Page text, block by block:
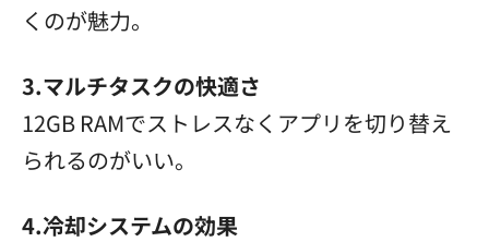
くのが魅力。
3.マルチタスクの快適さ
12GB RAMでストレスなくアプリを切り替え
られるのがいい。
4.冷却システムの効果